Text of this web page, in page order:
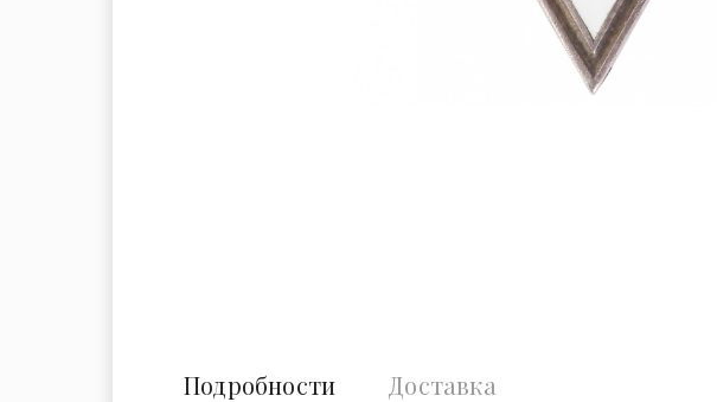
Подробности Доставка